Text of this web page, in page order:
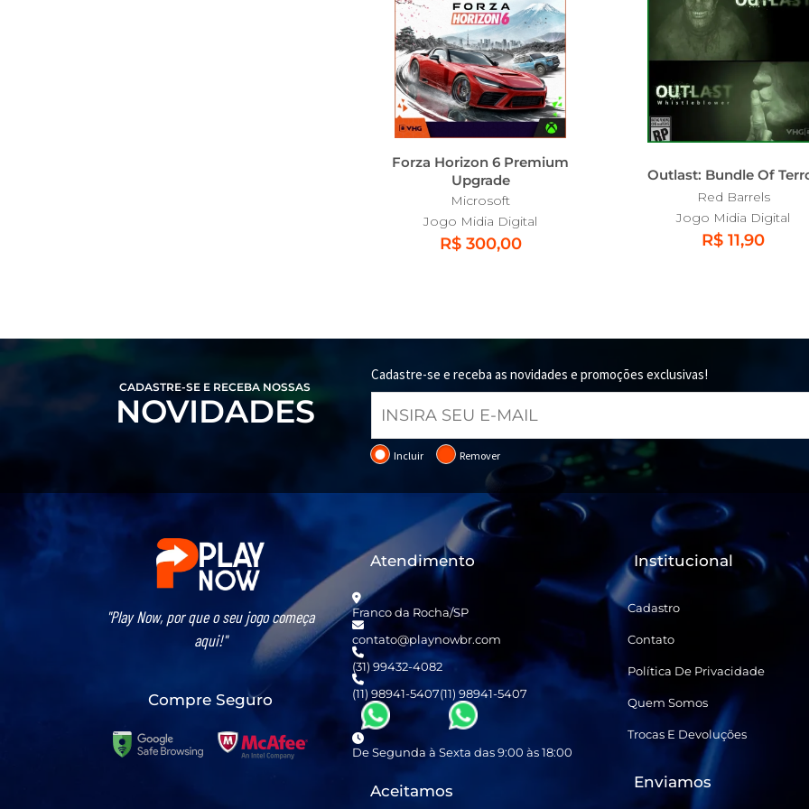
Forza Horizon 6 Premium
Upgrade
Microsoft
Jogo Midia Digital
R$ 300,00
Outlast: Bundle Of
Red Barrels
Jogo Midia Digital
R$ 11,90
CADASTRE-SE E RECEBA NOSSAS
NOVIDADES
Cadastre-se e receba as novidades e promoções exclusivas!
Incluir Remover
"Play Now, por que o seu jogo começa
aqui!"
Compre Seguro
Atendimento
Franco da Rocha/SP
contato@playnowbr.com
(31) 99432-4082
(11) 98941-5407(11) 98941-5407
De Segunda à Sexta das 9:00 às 18:00
Aceitamos
Institucional
Cadastro
Contato
Política De Privacidade
Quem Somos
Trocas E Devoluções
Enviamos